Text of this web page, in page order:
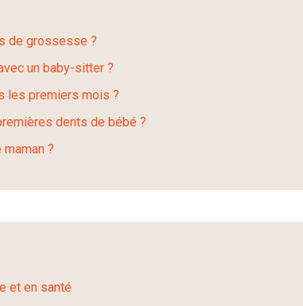
de grossesse ?
un baby-sitter ?
les premiers mois ?
dents de bébé ?
?
et en santé